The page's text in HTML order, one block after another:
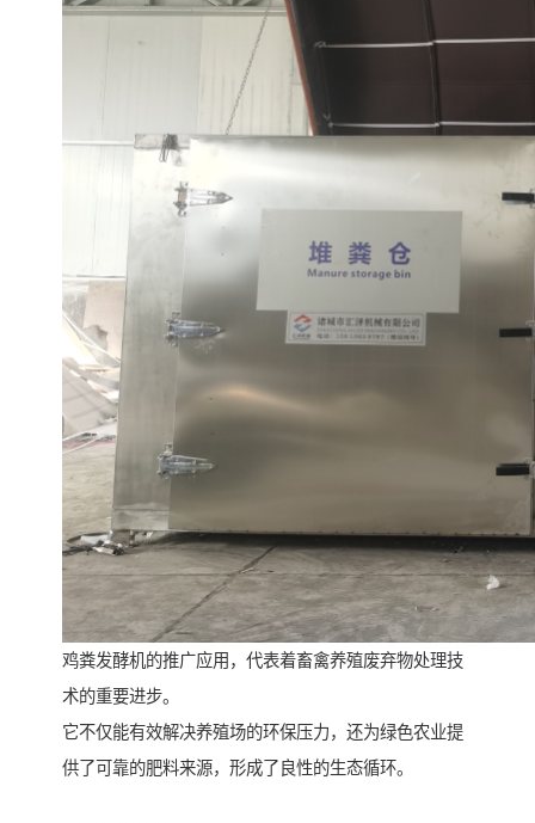
鸡粪发酵机的推广应用，代表着畜禽养殖废弃物处理技
术的重要进步。
它不仅能有效解决养殖场的环保压力，还为绿色农业提
供了可靠的肥料来源，形成了良性的生态循环。